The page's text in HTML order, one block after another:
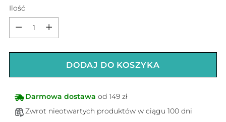
Ilość
DODAJ DO KOSZYKA
Darmowa dostawa od 149 zł
Zwrot nieotwartych produktów w ciągu 100 dni